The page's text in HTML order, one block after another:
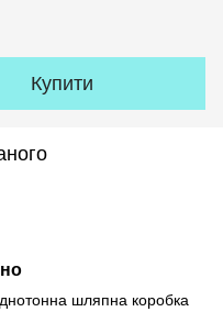
Купити
шляпна коробка